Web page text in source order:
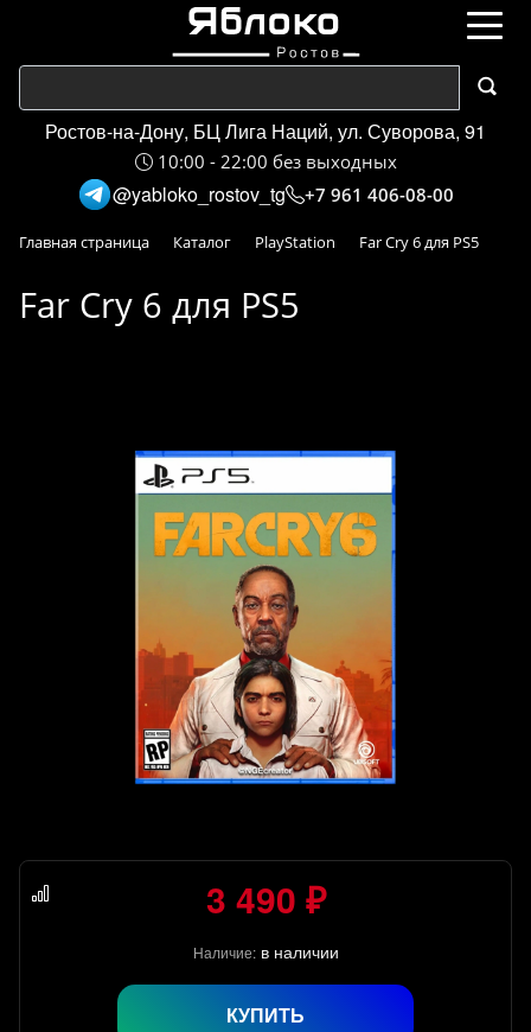
Ростов-на-Дону, БЦ Лига Наций, ул. Суворова, 91
10:00 - 22:00 без выходных
@yabloko_rostov_tg +7 961 406-08-00
Главная страница Каталог PlayStation Far Cry 6 для PS5
Far Cry 6 для PS5
3 490 ₽
Наличие: в наличии
КУПИТЬ